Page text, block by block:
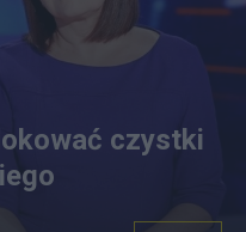
czystki